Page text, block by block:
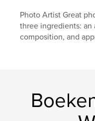
Photo Artist Great
three ingredients:
composition, and